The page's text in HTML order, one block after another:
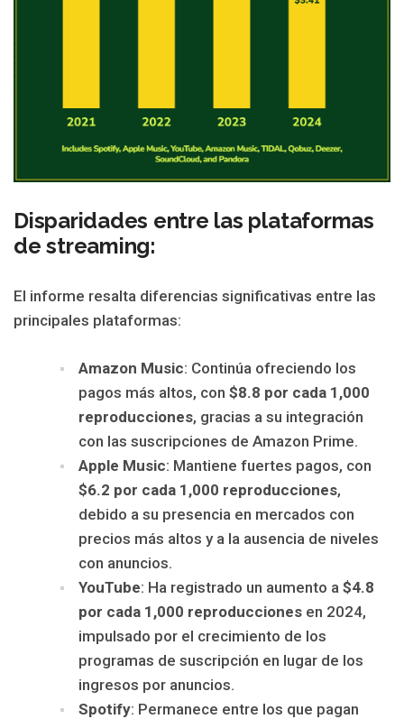
Disparidades entre las plataformas
de streaming:
El informe resalta diferencias significativas entre las
principales plataformas:
Amazon Music: Continúa ofreciendo los
pagos más altos, con $8.8 por cada 1,000
reproducciones, gracias a su integración
con las suscripciones de Amazon Prime.
Apple Music: Mantiene fuertes pagos, con
$6.2 por cada 1,000 reproducciones,
debido a su presencia en mercados con
precios más altos y a la ausencia de niveles
con anuncios.
YouTube: Ha registrado un aumento a $4.8
por cada 1,000 reproducciones en 2024,
impulsado por el crecimiento de los
programas de suscripción en lugar de los
ingresos por anuncios.
Spotify: Permanece entre los que pagan